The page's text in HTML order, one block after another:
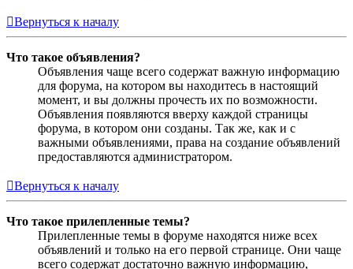
Вернуться к началу
Что такое объявления?
Объявления чаще всего содержат важную информацию
для форума, на котором вы находитесь в настоящий
момент, и вы должны прочесть их по возможности.
Объявления появляются вверху каждой страницы
форума, в котором они созданы. Так же, как и с
важными объявлениями, права на создание объявлений
предоставляются администратором.
Вернуться к началу
Что такое прилепленные темы?
Прилепленные темы в форуме находятся ниже всех
объявлений и только на его первой странице. Они чаще
всего содержат достаточно важную информацию,